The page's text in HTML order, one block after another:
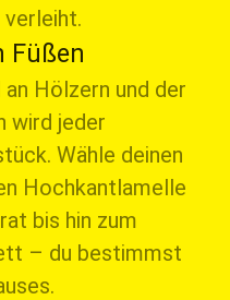
Füßen
Hölzern und der
wird jeder
Wähle deinen
Hochkantlamelle
bis hin zum
– du bestimmst